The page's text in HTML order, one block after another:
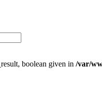
boolean given in /var/